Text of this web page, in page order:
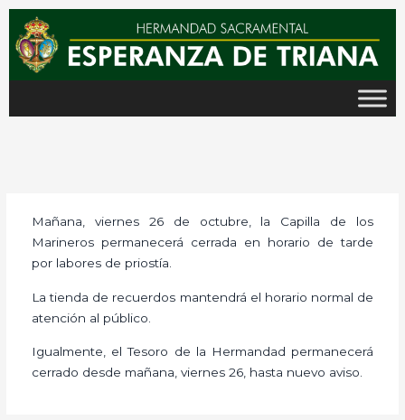
contenido
Mañana, viernes 26 de octubre, la Capilla de los
Marineros permanecerá cerrada en horario de tarde
por labores de priostía.
La tienda de recuerdos mantendrá el horario normal de
atención al público.
Igualmente, el Tesoro de la Hermandad permanecerá
cerrado desde mañana, viernes 26, hasta nuevo aviso.